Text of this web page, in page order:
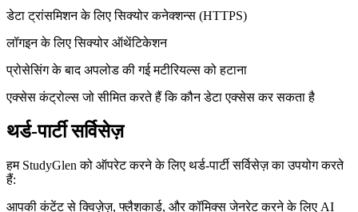
डेटा ट्रांसमिशन के लिए सिक्योर कनेक्शन्स (HTTPS)
लॉगइन के लिए सिक्योर ऑथेंटिकेशन
प्रोसेसिंग के बाद अपलोड की गई मटीरियल्स को हटाना
एक्सेस कंट्रोल्स जो सीमित करते हैं कि कौन डेटा एक्सेस कर सकता है
थर्ड-पार्टी सर्विसेज़
हम StudyGlen को ऑपरेट करने के लिए थर्ड-पार्टी सर्विसेज़ का उपयोग करते
हैं:
आपकी कंटेंट से क्विज़ेज़, फ्लैशकार्ड, और कॉमिक्स जेनरेट करने के लिए AI